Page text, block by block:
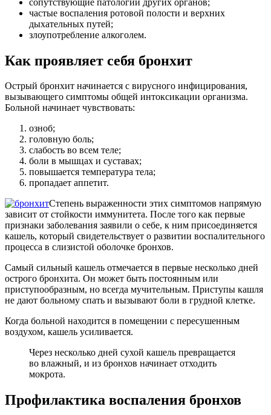
частые воспаления ротовой полости и верхних
дыхательных путей;
злоупотребление алкоголем.
Как проявляет себя бронхит
Острый бронхит начинается с вирусного инфицирования,
вызывающего симптомы общей интоксикации организма.
Больной начинает чувствовать:
озноб;
головную боль;
слабость во всем теле;
боли в мышцах и суставах;
повышается температура тела;
пропадает аппетит.
Степень выраженности этих симптомов напрямую
зависит от стойкости иммунитета. После того как первые
признаки заболевания заявили о себе, к ним присоединяется
кашель, который свидетельствует о развитии воспалительного
процесса в слизистой оболочке бронхов.
Самый сильный кашель отмечается в первые несколько дней
острого бронхита. Он может быть постоянным или
приступообразным, но всегда мучительным. Приступы кашля
не дают больному спать и вызывают боли в грудной клетке.
Когда больной находится в помещении с пересушенным
воздухом, кашель усиливается.
Через несколько дней сухой кашель превращается
во влажный, и из бронхов начинает отходить
мокрота.
Профилактика воспаления бронхов